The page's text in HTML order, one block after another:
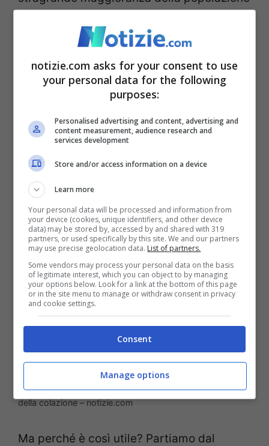
l’abitudine secondo gli esperti sarebbe da
rimpiazzare con un’altra ben più salutare. I
medici e gli studiosi concordano:bere un
fa benissimo. Dando un’occhiata ai
benefici che una semplice operazione
come questa può regalare ci si stupisce
del fatto che in pochi la mettano in pratica.
Un bicchiere d’acqua calda è da preferire al caffé prima
della colazione – notizie.com
Ma perché è così utile? Partiamo dal
notizie.com asks for your consent to use
your personal data for the following
purposes:
Personalised advertising and content, advertising and
content measurement, audience research and
services development
Store and/or access information on a device
Learn more
Your personal data will be processed and information from
your device (cookies, unique identifiers, and other device
data) may be stored by, accessed by and shared with 319
partners, or used specifically by this site. We and our partners
may use precise geolocation data. List of partners.
Some vendors may process your personal data on the basis
of legitimate interest, which you can object to by managing
your options below. Look for a link at the bottom of this page
or in the site menu to manage or withdraw consent in privacy
and cookie settings.
Consent
Manage options